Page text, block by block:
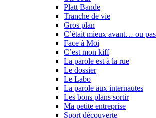
Platt Bande
Tranche de vie
Gros plan
C’était mieux avant… ou pas
Face à Moi
C’est mon kiff
La parole est à la rue
Le dossier
Le Labo
La parole aux internautes
Les bons plans sortir
Ma petite entreprise
Sport découverte